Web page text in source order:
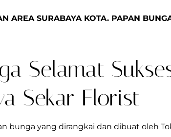
AREA SURABAYAKOTA. PAPAN
Selamat
Sekar Florist
bunga yang dirangkai dan dibuat oleh